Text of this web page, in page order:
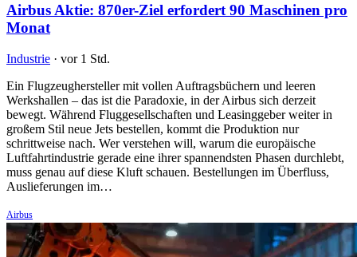
Airbus Aktie: 870er-Ziel erfordert 90 Maschinen pro
Monat
Industrie · vor 1 Std.
Ein Flugzeughersteller mit vollen Auftragsbüchern und leeren
Werkshallen – das ist die Paradoxie, in der Airbus sich derzeit
bewegt. Während Fluggesellschaften und Leasinggeber weiter in
großem Stil neue Jets bestellen, kommt die Produktion nur
schrittweise nach. Wer verstehen will, warum die europäische
Luftfahrtindustrie gerade eine ihrer spannendsten Phasen durchlebt,
muss genau auf diese Kluft schauen. Bestellungen im Überfluss,
Auslieferungen im…
Airbus